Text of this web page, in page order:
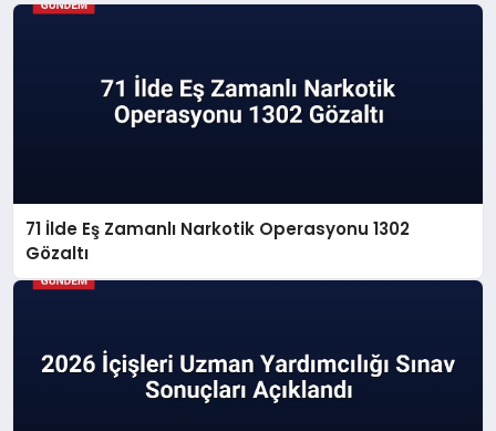
71 İlde Eş Zamanlı Narkotik Operasyonu 1302
Gözaltı